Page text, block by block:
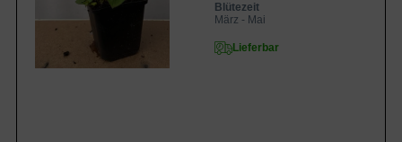
Wurzeln
Horstig
Standort
Halbschattig
Blütezeit
März - Mai
Lieferbar